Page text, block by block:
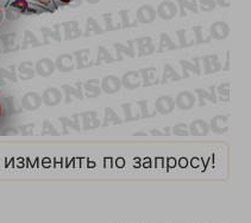
по запросу!